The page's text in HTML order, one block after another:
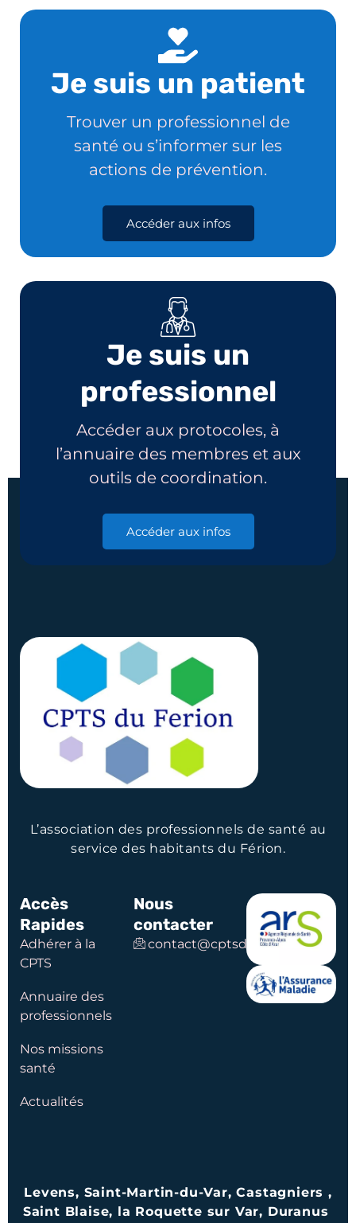
Je suis un patient
Trouver un professionnel de
santé ou s’informer sur les
actions de prévention.
Accéder aux infos
Je suis un
professionnel
Accéder aux protocoles, à
l’annuaire des membres et aux
outils de coordination.
Accéder aux infos
L’association des professionnels de santé au
service des habitants du Férion.
Accès
Rapides
Adhérer à la
CPTS
Annuaire des
professionnels
Nos missions
santé
Actualités
Nous
contacter
contact@cptsduferion.com
Levens, Saint-Martin-du-Var, Castagniers ,
Saint Blaise, la Roquette sur Var, Duranus